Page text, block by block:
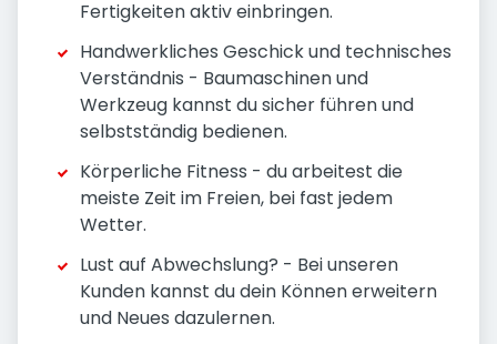
Fertigkeiten aktiv einbringen.
Handwerkliches Geschick und technisches
Verständnis - Baumaschinen und
Werkzeug kannst du sicher führen und
selbstständig bedienen.
Körperliche Fitness - du arbeitest die
meiste Zeit im Freien, bei fast jedem
Wetter.
Lust auf Abwechslung? - Bei unseren
Kunden kannst du dein Können erweitern
und Neues dazulernen.